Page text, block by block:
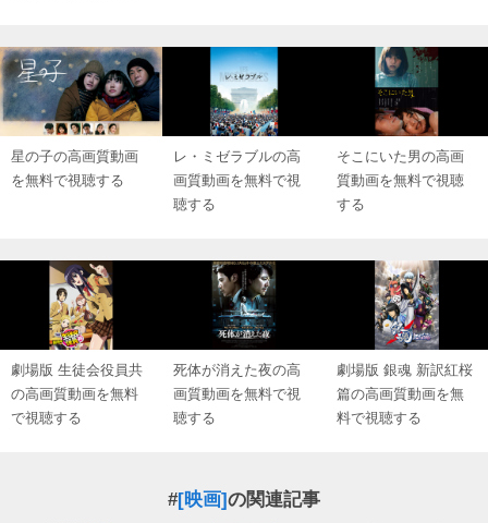
星の子の高画質動画
を無料で視聴する
レ・ミゼラブルの高
画質動画を無料で視
聴する
そこにいた男の高画
質動画を無料で視聴
する
劇場版 生徒会役員共
の高画質動画を無料
で視聴する
死体が消えた夜の高
画質動画を無料で視
聴する
劇場版 銀魂 新訳紅桜
篇の高画質動画を無
料で視聴する
#[映画]の関連記事